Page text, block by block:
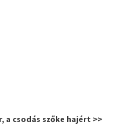
a csodás szőke hajért >>